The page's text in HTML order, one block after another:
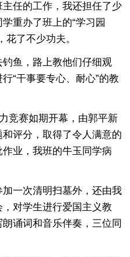
任的工作，我还担任了少
重办了班上的“学习园
花了不少功夫。
鱼，路上教他们仔细观
“干事要专心、耐心”的教
赛如期开幕，由郭平新
评分，取得了令人满意的
业，我班的牛玉同学病
一次清明扫墓外，还由我
对学生进行爱国主义教
诵词和音乐伴奏，三位同